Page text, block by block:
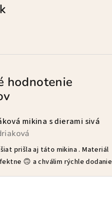
hodnotenie
mikina s dierami sivá
je 5 z 5 hviezdičiek.
prišla aj táto mikina . Materiál
🙃 a chválim rýchle dodanie